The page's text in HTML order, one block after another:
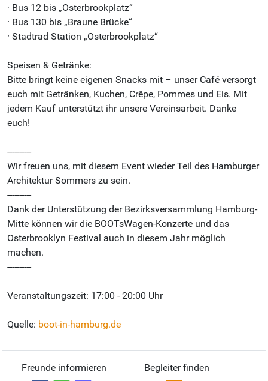
· Bus 12 bis „Osterbrookplatz“
· Bus 130 bis „Braune Brücke“
· Stadtrad Station „Osterbrookplatz“
Speisen & Getränke:
Bitte bringt keine eigenen Snacks mit – unser Café versorgt
euch mit Getränken, Kuchen, Crêpe, Pommes und Eis. Mit
jedem Kauf unterstützt ihr unsere Vereinsarbeit. Danke
euch!
----------
Wir freuen uns, mit diesem Event wieder Teil des Hamburger
Architektur Sommers zu sein.
----------
Dank der Unterstützung der Bezirksversammlung Hamburg-
Mitte können wir die BOOTsWagen-Konzerte und das
Osterbrooklyn Festival auch in diesem Jahr möglich
machen.
----------
Veranstaltungszeit: 17:00 - 20:00 Uhr
Quelle: boot-in-hamburg.de
Freunde informieren Begleiter finden